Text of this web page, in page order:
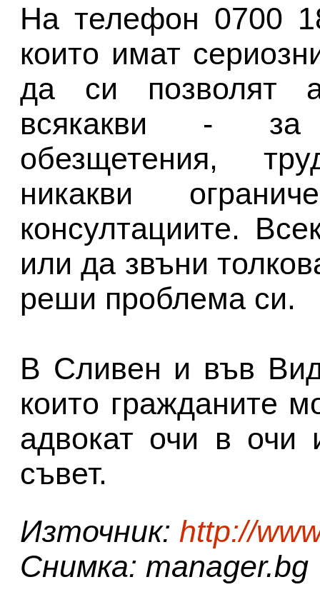
На телефон 0700
които имат
да си позволят
всякакви - за
обезщетения,
никакви
консултациите.
или да звъни
реши проблема си.
В Сливен и във
които гражданите
адвокат очи в очи
съвет.
Източник: http://
Снимка: manager.bg